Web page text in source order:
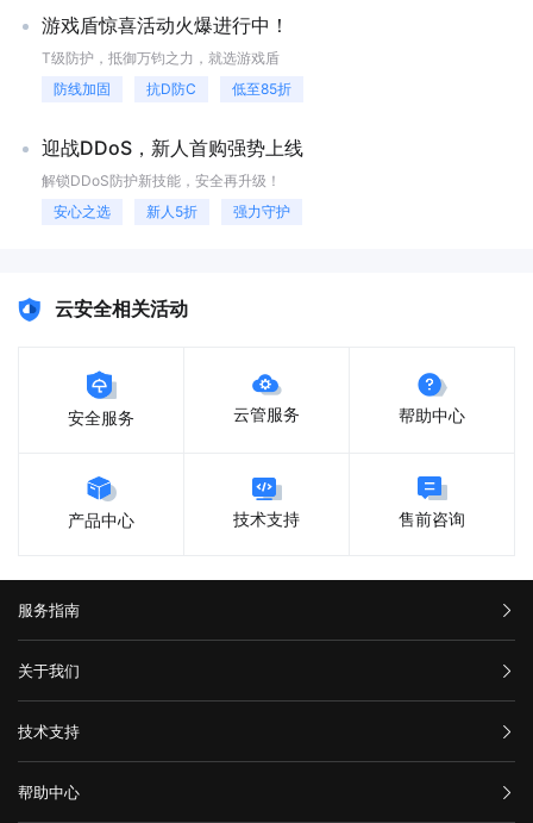
游戏盾惊喜活动火爆进行中！
T级防护，抵御万钧之力，就选游戏盾
防线加固
抗D防C 低至85折
迎战DDoS，新人首购强势上线
解锁DDoS防护新技能，安全再升级！
安心之选
新人5折 强力守护
云安全相关活动
安全服务 云管服务 帮助中心
产品中心 技术支持 售前咨询
服务指南
汇款信息
购买流程
服务条款
关于我们
公司介绍
举报中心
隐私声明
技术支持
网站备案
帮助中心